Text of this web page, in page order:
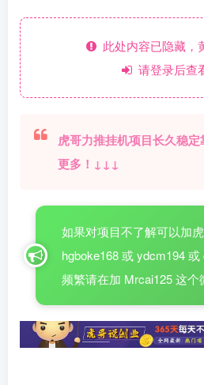
此处内容已隐藏，
请登录后查
虎哥力推挂机项目长久稳
更多！↓↓↓
如果对项目不了解可以加
hgboke168 或 ydcm194
频繁请在加 Mrcai125 这个